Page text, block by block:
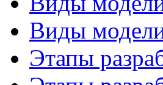
Виды
Этапы